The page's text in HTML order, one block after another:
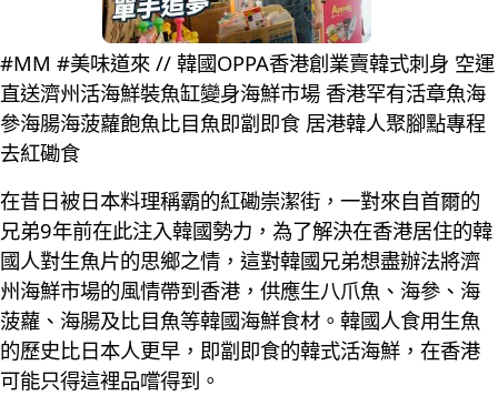
#MM #美味道來 // 韓國OPPA香港創業賣韓式刺身 空運
直送濟州活海鮮裝魚缸變身海鮮市場 香港罕有活章魚海
參海腸海菠蘿飽魚比目魚即劏即食 居港韓人聚腳點專程
去紅磡食
在昔日被日本料理稱霸的紅磡崇潔街，一對來自首爾的
兄弟9年前在此注入韓國勢力，為了解決在香港居住的韓
國人對生魚片的思鄉之情，這對韓國兄弟想盡辦法將濟
州海鮮市場的風情帶到香港，供應生八爪魚、海參、海
菠蘿、海腸及比目魚等韓國海鮮食材。韓國人食用生魚
的歷史比日本人更早，即劏即食的韓式活海鮮，在香港
可能只得這裡品嚐得到。